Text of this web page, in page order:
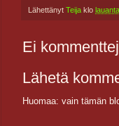
Lähettänyt Teija klo
Ei
Lähetä
Huomaa: vain tämän